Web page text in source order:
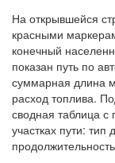
На открывшейся
красными
конечный
показан путь по
суммарная длина
расход топлива.
сводная таблица
участках пути: тип